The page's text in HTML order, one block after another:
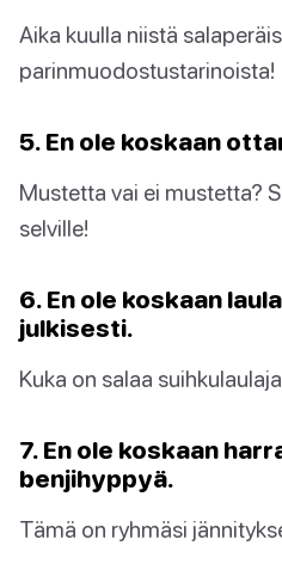
Aika kuulla niistä
parinmuodostustarinoista!
5. En ole koskaan
Mustetta vai ei mustetta?
selville!
6. En ole koskaan
julkisesti.
Kuka on salaa
7. En ole koskaan
benjihyppyä.
Tämä on ryhmäsi